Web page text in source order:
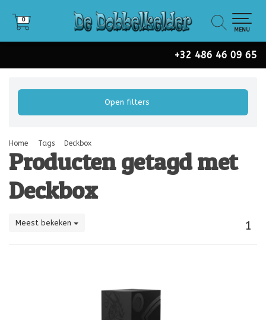
+32 486 46 09 65
0
0
MENU
Open filters
Home Tags Deckbox
Producten getagd met
Deckbox
Meest bekeken 1